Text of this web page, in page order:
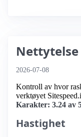
Nettytelse
2026-07-08
Kontroll av hvor
verktøyet
Karakter: 3.24 av
Hastighet